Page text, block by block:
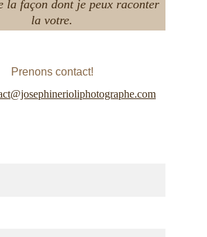
la façon dont je peux raconter
la votre.
Prenons contact!